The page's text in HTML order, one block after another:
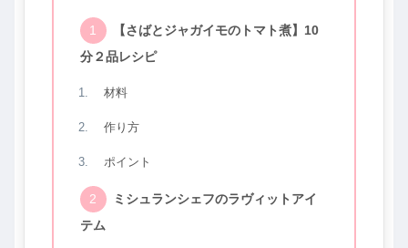
【さばとジャガイモのトマト煮】10
分２品レシピ
材料
作り方
ポイント
ミシュランシェフのラヴィットアイ
テム